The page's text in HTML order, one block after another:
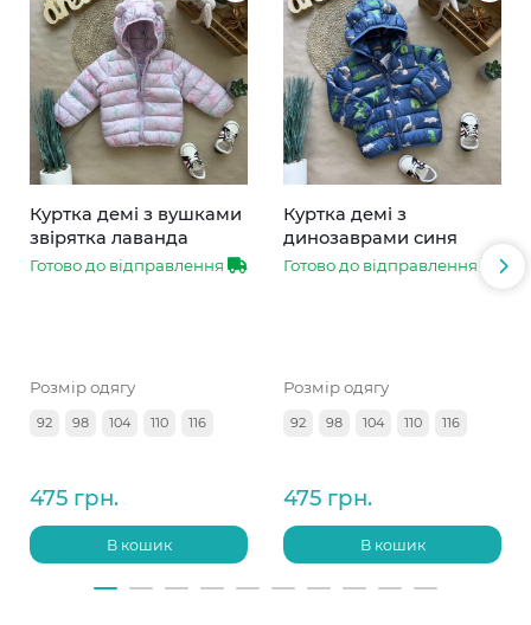
Куртка демі з вушками
звірятка лаванда
Готово до відправлення
Розмір одягу
92 98 104 110 116
475 грн.
В кошик
Куртка демі з
динозаврами синя
Готово до відправлення
Розмір одягу
92 98 104 110 116
475 грн.
В кошик